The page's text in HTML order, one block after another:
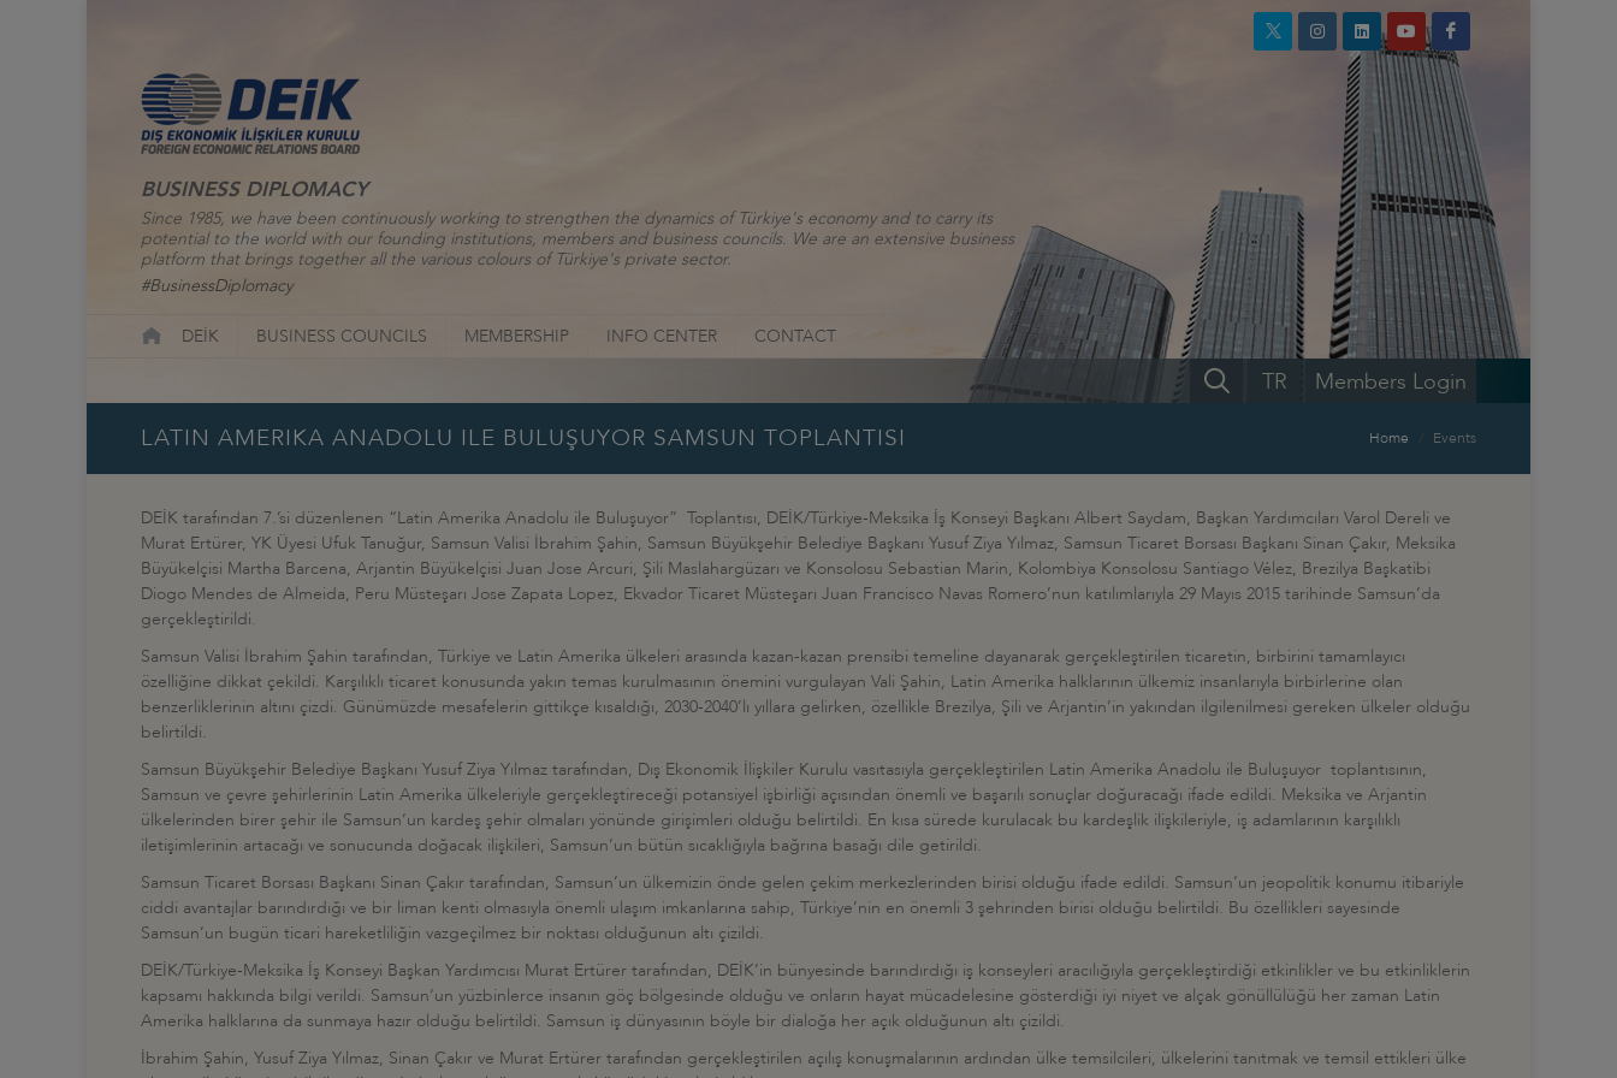
BUSINESS DIPLOMACY
Since 1985, we have been continuously working to strengthen the dynamics of Türkiye's economy and to carry its
potential to the world with our founding institutions, members and business councils. We are an extensive business
platform that brings together all the various colours of Türkiye's private sector.
#BusinessDiplomacy
DEİK BUSINESS COUNCILS MEMBERSHIP INFO CENTER CONTACT
Members Login
TR
LATIN AMERIKA ANADOLU ILE BULUŞUYOR SAMSUN TOPLANTISI Home Events
DEİK tarafından 7.’si düzenlenen “Latin Amerika Anadolu ile Buluşuyor” Toplantısı, DEİK/Türkiye-Meksika İş Konseyi Başkanı Albert Saydam, Başkan Yardımcıları Varol Dereli ve
Murat Ertürer, YK Üyesi Ufuk Tanuğur, Samsun Valisi İbrahim Şahin, Samsun Büyükşehir Belediye Başkanı Yusuf Ziya Yılmaz, Samsun Ticaret Borsası Başkanı Sinan Çakır, Meksika
Büyükelçisi Martha Barcena, Arjantin Büyükelçisi Juan Jose Arcuri, Şili Maslahargüzarı ve Konsolosu Sebastian Marin, Kolombiya Konsolosu Santiago Vélez, Brezilya Başkatibi
Diogo Mendes de Almeida, Peru Müsteşarı Jose Zapata Lopez, Ekvador Ticaret Müsteşarı Juan Francisco Navas Romero’nun katılımlarıyla 29 Mayıs 2015 tarihinde Samsun’da
gerçekleştirildi.
Samsun Valisi İbrahim Şahin tarafından, Türkiye ve Latin Amerika ülkeleri arasında kazan-kazan prensibi temeline dayanarak gerçekleştirilen ticaretin, birbirini tamamlayıcı
özelliğine dikkat çekildi. Karşılıklı ticaret konusunda yakın temas kurulmasının önemini vurgulayan Vali Şahin, Latin Amerika halklarının ülkemiz insanlarıyla birbirlerine olan
benzerliklerinin altını çizdi. Günümüzde mesafelerin gittikçe kısaldığı, 2030-2040’lı yıllara gelirken, özellikle Brezilya, Şili ve Arjantin’in yakından ilgilenilmesi gereken ülkeler olduğu
belirtildi.
Samsun Büyükşehir Belediye Başkanı Yusuf Ziya Yılmaz tarafından, Dış Ekonomik İlişkiler Kurulu vasıtasıyla gerçekleştirilen Latin Amerika Anadolu ile Buluşuyor toplantısının,
Samsun ve çevre şehirlerinin Latin Amerika ülkeleriyle gerçekleştireceği potansiyel işbirliği açısından önemli ve başarılı sonuçlar doğuracağı ifade edildi. Meksika ve Arjantin
ülkelerinden birer şehir ile Samsun’un kardeş şehir olmaları yönünde girişimleri olduğu belirtildi. En kısa sürede kurulacak bu kardeşlik ilişkileriyle, iş adamlarının karşılıklı
iletişimlerinin artacağı ve sonucunda doğacak ilişkileri, Samsun’un bütün sıcaklığıyla bağrına basağı dile getirildi.
Samsun Ticaret Borsası Başkanı Sinan Çakır tarafından, Samsun’un ülkemizin önde gelen çekim merkezlerinden birisi olduğu ifade edildi. Samsun’un jeopolitik konumu itibariyle
ciddi avantajlar barındırdığı ve bir liman kenti olmasıyla önemli ulaşım imkanlarına sahip, Türkiye’nin en önemli 3 şehrinden birisi olduğu belirtildi. Bu özellikleri sayesinde
Samsun’un bugün ticari hareketliliğin vazgeçilmez bir noktası olduğunun altı çizildi.
DEİK/Türkiye-Meksika İş Konseyi Başkan Yardımcısı Murat Ertürer tarafından, DEİK’in bünyesinde barındırdığı iş konseyleri aracılığıyla gerçekleştirdiği etkinlikler ve bu etkinliklerin
kapsamı hakkında bilgi verildi. Samsun’un yüzbinlerce insanın göç bölgesinde olduğu ve onların hayat mücadelesine gösterdiği iyi niyet ve alçak gönüllülüğü her zaman Latin
Amerika halklarına da sunmaya hazır olduğu belirtildi. Samsun iş dünyasının böyle bir dialoğa her açık olduğunun altı çizildi.
İbrahim Şahin, Yusuf Ziya Yılmaz, Sinan Çakır ve Murat Ertürer tarafından gerçekleştirilen açılış konuşmalarının ardından ülke temsilcileri, ülkelerini tanıtmak ve temsil ettikleri ülke